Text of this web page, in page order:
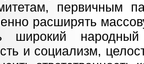
первичным
расширять
широкий
и социализм,